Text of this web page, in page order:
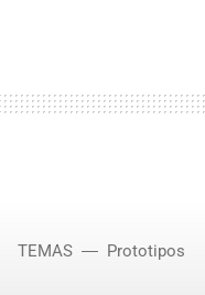
TEMAS Prototipos